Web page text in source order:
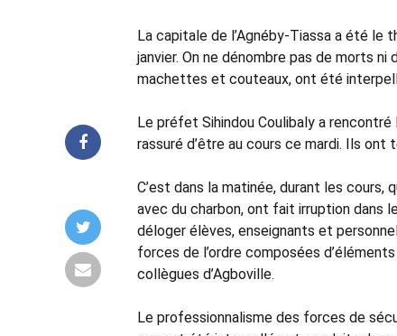
La capitale de l’Agnéby-Tiassa a été le
janvier. On ne dénombre pas de morts ni
machettes et couteaux, ont été
Le préfet Sihindou Coulibaly a
rassuré d’être au cours ce mardi. Ils
C’est dans la matinée, durant les
avec du charbon, ont fait irruption dans
déloger élèves, enseignants et
forces de l’ordre composées
collègues d’Agboville.
Le professionnalisme des forces de